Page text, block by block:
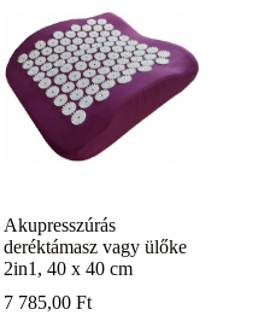
Akupresszúrás
deréktámasz vagy ülőke
2in1, 40 x 40 cm
7 785,00Ft